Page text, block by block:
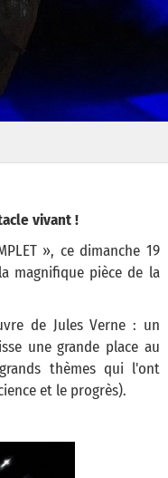
vivant !
», ce dimanche 19
magnifique pièce de la
de Jules Verne : un
une grande place au
thèmes qui l'ont
et le progrès).